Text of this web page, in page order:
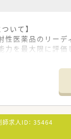
いて】
医薬品のリーデ
を最大限に評価
補充のため、次
業界でのご経験を
を重視し、こだ
ャリアイメージ】
求人ID： 35464